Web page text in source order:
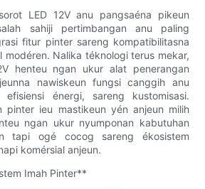
LED 12V anu pangsaéna pikeun
sahiji pertimbangan anu paling
fitur pinter sareng kompatibilitasna
modéren. Nalika téknologi terus mekar,
henteu ngan ukur alat penerangan
nawiskeun fungsi canggih anu
efisiensi énergi, sareng kustomisasi.
pinter ieu mastikeun yén anjeun milih
ngan ukur nyumponan kabutuhan
tapi ogé cocog sareng ékosistem
komérsial anjeun.
Imah Pinter**